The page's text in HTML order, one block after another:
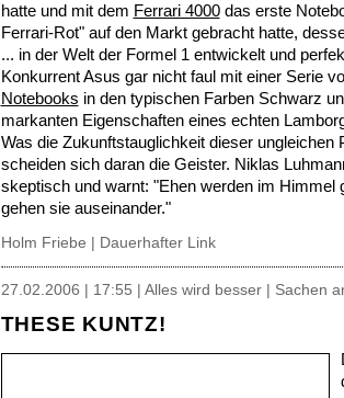
hatte und mit dem Ferrari 4000das erste
Ferrari-Rot" auf den Markt gebracht hatte,
... in der Welt der Formel 1 entwickelt und
Konkurrent Asus gar nicht faul mit einer Serie
Notebooks in den typischen Farben Schwarz
markanten Eigenschaften eines echten
Was die Zukunftstauglichkeit dieser ungleichen
scheiden sich daran die Geister. Niklas
skeptisch und warnt: "Ehen werden im Himmel
gehen sie auseinander."
Holm Friebe Dauerhafter Link
27.02.2006 | 17:55 | Alles wird besser | Sachen
THESE KUNTZ!